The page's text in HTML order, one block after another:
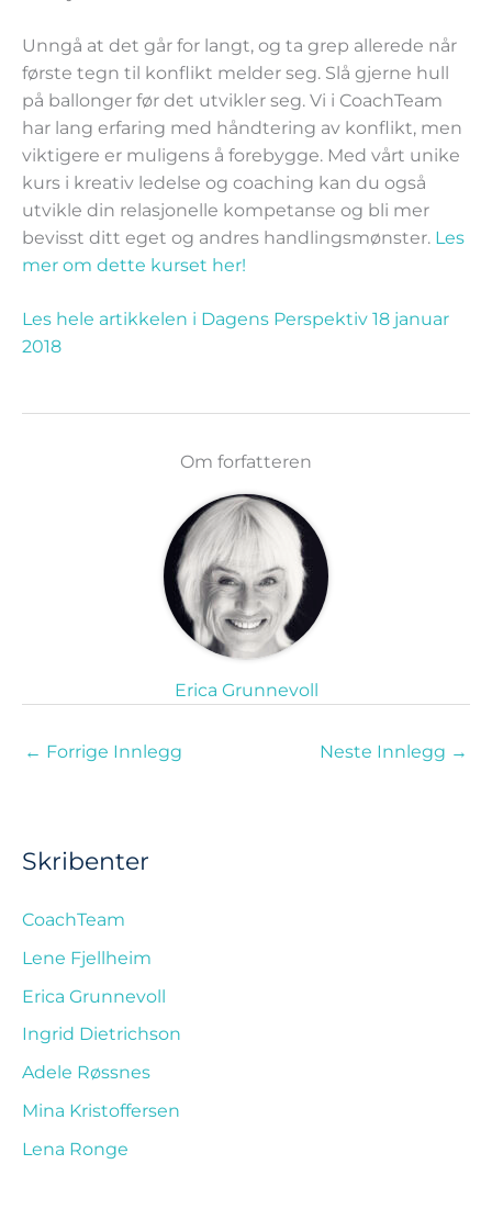
Unngå at det går for langt, og ta grep allerede når
første tegn til konflikt melder seg. Slå gjerne hull
på ballonger før det utvikler seg. Vi i CoachTeam
har lang erfaring med håndtering av konflikt, men
viktigere er muligens å forebygge. Med vårt unike
kurs i kreativ ledelse og coaching kan du også
utvikle din relasjonelle kompetanse og bli mer
bevisst ditt eget og andres handlingsmønster. Les
mer om dette kurset her!
Les hele artikkelen i Dagens Perspektiv 18 januar
2018
Om forfatteren
Erica Grunnevoll
← Forrige Innlegg Neste Innlegg →
Skribenter
CoachTeam
Lene Fjellheim
Erica Grunnevoll
Ingrid Dietrichson
Adele Røssnes
Mina Kristoffersen
Lena Ronge